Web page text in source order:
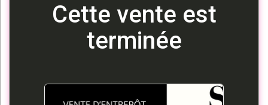
Cette vente est
terminée